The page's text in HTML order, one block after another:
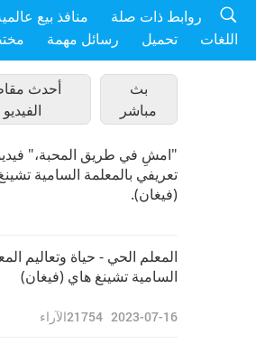
منافذ بيع
روابط ذات صلة
رسائل مهمة تحميل اللغات
أحدث
الفيديو
بث
مباشر
"امشِ في طريق المحبة،"
تعريفي بالمعلمة السامية
(فيغان).
المعلم الحي - حياة وتعاليم
السامية تشينغ هاي (فيغان)
2023-07-16
21754الآراء